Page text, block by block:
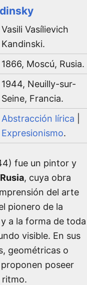
Vasili Vasílievich
Kandinski.
1866, Moscú, Rusia.
1944, Neuilly-sur-
Seine, Francia.
Abstracción lírica
Expresionismo.
fue un pintor y
, cuya obra
del arte
pionero de la
a la forma de toda
visible. En sus
geométricas o
poseer
ritmo.